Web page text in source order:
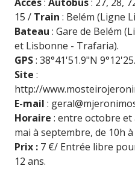
15 / Train : Belém (Ligne
Bateau : Gare de Belém
et Lisbonne - Trafaria).
GPS: 38°41'51.9"N
Site :
http://
E-mail :
Horaire : entre octobre et
mai à septembre, de 10h
Prix : 7 €/ Entrée libre
12 ans.